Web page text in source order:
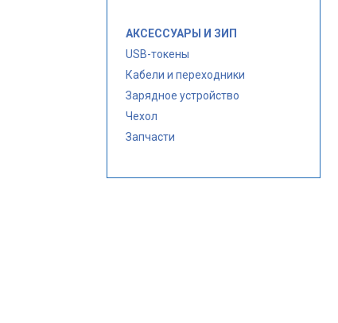
АКСЕССУАРЫ И ЗИП
USB-токены
Кабели и переходники
Зарядное устройство
Чехол
Запчасти